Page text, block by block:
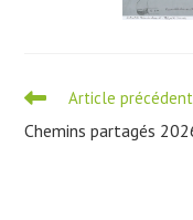
Read
articles
Article précédent
Chemins partagés